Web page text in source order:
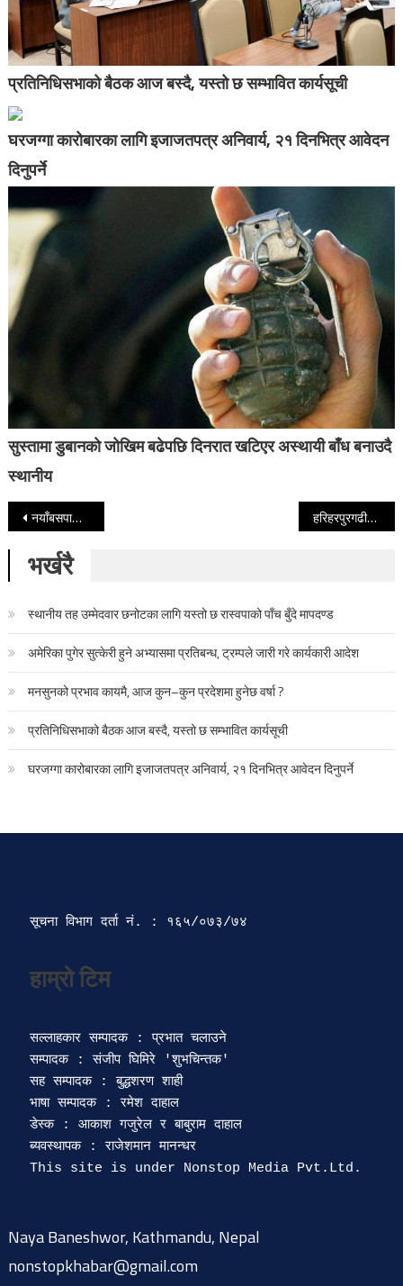
प्रतिनिधिसभाको बैठक आज बस्दै, यस्तो छ सम्भावित कार्यसूची
घरजग्गा कारोबारका लागि इजाजतपत्र अनिवार्य, २१ दिनभित्र आवेदन
दिनुपर्ने
सुस्तामा डुबानको जोखिम बढेपछि दिनरात खटिएर अस्थायी बाँध बनाउदै
स्थानीय
Post navigation
नयाँबसपार्कभित्र रहेको लोत्से कम्पनीको भवनमा प्रेसर कुकर बम हरिहरपुरगढीबाट सिन्धुलीगढी जोड्न नयाँ पदमार्ग अभियान
भर्खरै
स्थानीय तह उम्मेदवार छनोटका लागि यस्तो छ रास्वपाको पाँच बुँदे मापदण्ड
अमेरिका पुगेर सुत्केरी हुने अभ्यासमा प्रतिबन्ध, ट्रम्पले जारी गरे कार्यकारी आदेश
मनसुनको प्रभाव कायमै, आज कुन–कुन प्रदेशमा हुनेछ वर्षा ?
प्रतिनिधिसभाको बैठक आज बस्दै, यस्तो छ सम्भावित कार्यसूची
घरजग्गा कारोबारका लागि इजाजतपत्र अनिवार्य, २१ दिनभित्र आवेदन दिनुपर्ने
सूचना विभाग दर्ता‍ नं. : १६५/०७३/७४
हाम्रो टिम
सल्लाहकार सम्पादक : प्रभात चलाउने
सम्पादक : संजीप घिमिरे 'शुभचिन्तक'
सह सम्पादक : बुद्धशरण शाही
भाषा सम्पादक : रमेश दाहाल
डेस्क : आकाश गजुरेल र बाबुराम दाहाल
ब्यवस्थापक : राजेशमान मानन्धर
Naya Baneshwor, Kathmandu, Nepal
nonstopkhabar@gmail.com